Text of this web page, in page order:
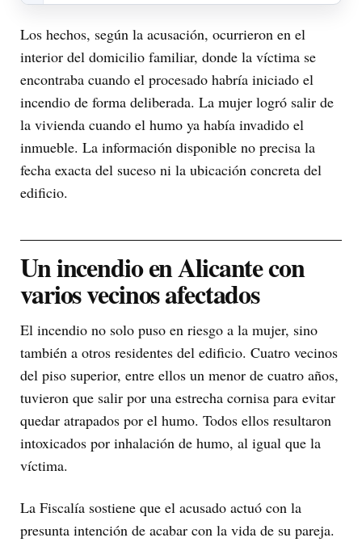
Los hechos, según la acusación, ocurrieron en el
interior del domicilio familiar, donde la víctima se
encontraba cuando el procesado habría iniciado el
incendio de forma deliberada. La mujer logró salir de
la vivienda cuando el humo ya había invadido el
inmueble. La información disponible no precisa la
fecha exacta del suceso ni la ubicación concreta del
edificio.
Un incendio en Alicante con
varios vecinos afectados
El incendio no solo puso en riesgo a la mujer, sino
también a otros residentes del edificio. Cuatro vecinos
del piso superior, entre ellos un menor de cuatro años,
tuvieron que salir por una estrecha cornisa para evitar
quedar atrapados por el humo. Todos ellos resultaron
intoxicados por inhalación de humo, al igual que la
víctima.
La Fiscalía sostiene que el acusado actuó con la
presunta intención de acabar con la vida de su pareja.